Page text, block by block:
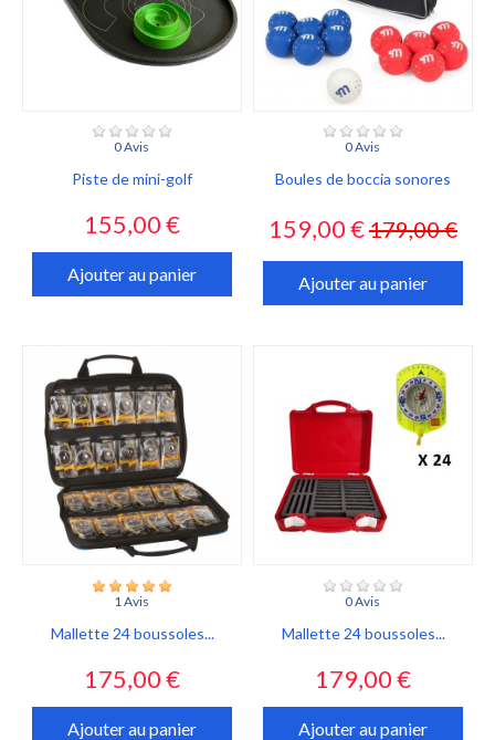
0 Avis
Piste de mini-golf
Prix
155,00 €
Ajouter au panier
0 Avis
Boules de boccia sonores
Prix
159,00 €Prix
habituel
179,00 €
Ajouter au panier
1 Avis
Mallette 24 boussoles...
Prix
175,00 €
Ajouter au panier
0 Avis
Mallette 24 boussoles...
Prix
179,00 €
Ajouter au panier